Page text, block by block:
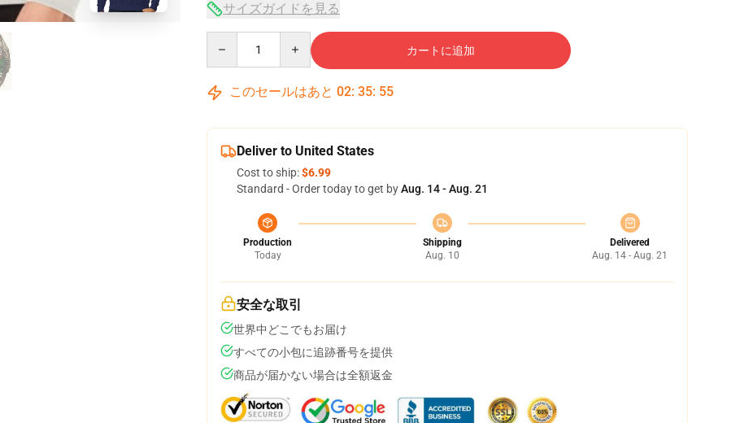
サイズガイドを見る
カートに追加
このセールはあと 02: 35: 54
Deliver to United States
Cost to ship:$6.99
Standard - Order today to get byAug. 14 - Aug. 21
Production
Today
Shipping
Aug. 10
Delivered
Aug. 14 - Aug. 21
安全な取引
世界中どこでもお届け
すべての小包に追跡番号を提供
商品が届かない場合は全額返金